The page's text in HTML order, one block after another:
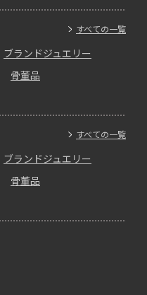
すべての一覧
ブランドジュエリー
骨董品
すべての一覧
ブランドジュエリー
骨董品